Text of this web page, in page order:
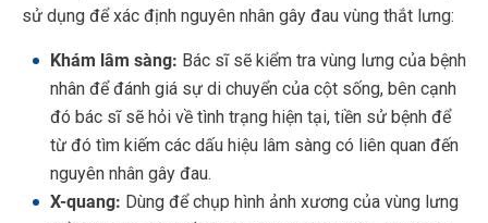
sử dụng để xác định nguyên nhân gây đau vùng thắt lưng:
Khám lâm sàng: Bác sĩ sẽ kiểm tra vùng lưng của bệnh
nhân để đánh giá sự di chuyển của cột sống, bên cạnh
đó bác sĩ sẽ hỏi về tình trạng hiện tại, tiền sử bệnh để
từ đó tìm kiếm các dấu hiệu lâm sàng có liên quan đến
nguyên nhân gây đau.
X-quang: Dùng để chụp hình ảnh xương của vùng lưng